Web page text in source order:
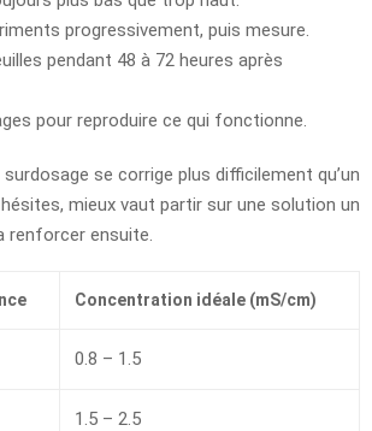
progressivement, puis mesure.
pendant 48 à 72 heures après
pour reproduire ce qui fonctionne.
se corrige plus difficilement qu’un
mieux vaut partir sur une solution un
renforcer ensuite.
Concentration idéale (mS/cm)
0.8 – 1.5
1.5 – 2.5